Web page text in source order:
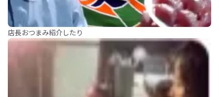
店長おつまみ紹介したり